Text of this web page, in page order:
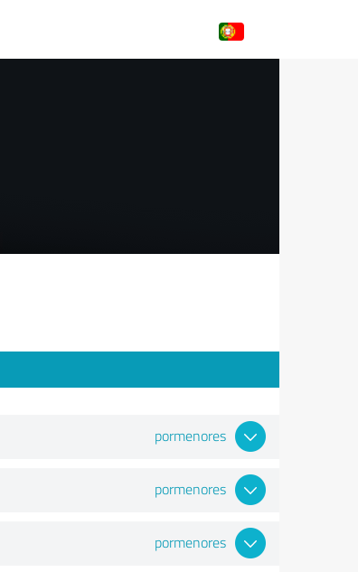
pormenores
pormenores
pormenores